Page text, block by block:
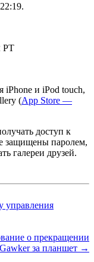
PT
iPhone и iPod touch,
(App Store —
доступ к
защищены паролем,
галереи друзей.
управления
о прекращении
за планшет →